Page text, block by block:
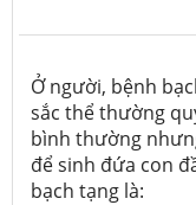
Ở người, bệnh
sắc thể thường
bình thường
để sinh đứa con
bạch tạng là: